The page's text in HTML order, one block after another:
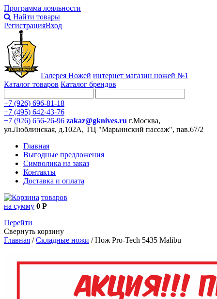
Программа лояльности
Найти товары
РегистрацияВход
Галерея Ножей интернет магазин ножей №1
Каталог товаров Каталог брендов
+7 (926) 696-81-18
+7 (495) 642-43-76
+7 (926) 656-26-96 zakaz@gknives.ru г.Москва,
ул.Люблинская, д.102А, ТЦ "Марьинский пассаж", пав.67/2
Главная
Выгодные предложения
Символика на заказ
Контакты
Доставка и оплата
товаров
на сумму 0 Р
Перейти
Свернуть корзину
Главная /Складные ножи /Нож Pro-Tech 5435 Malibu